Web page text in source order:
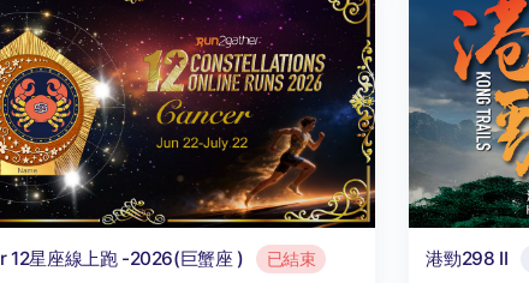
12星座線上跑 -2026(巨蟹座 ) 已結束 港勁298 II